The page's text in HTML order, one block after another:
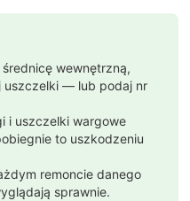
wewnętrzną,
uszczelki — lub podaj nr
i uszczelki wargowe
to uszkodzeniu
remoncie danego
sprawnie.